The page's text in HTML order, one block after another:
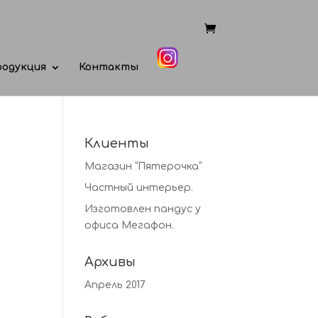
Контакты
Клиенты
Магазин “Пятерочка”
Частный интерьер.
Изготовлен пандус у
офиса Мегафон.
Архивы
Апрель 2017